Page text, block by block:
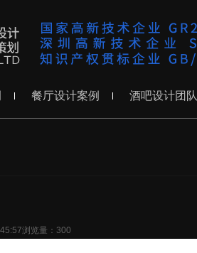
餐厅设计案例 酒吧设计团队
浏览量：300